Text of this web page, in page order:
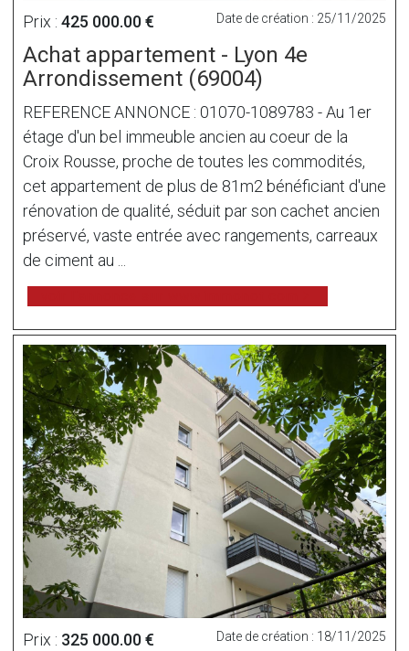
Prix : 425 000.00 € Date de création : 25/11/2025
Achat appartement - Lyon 4e
Arrondissement (69004)
REFERENCE ANNONCE : 01070-1089783 - Au 1er
étage d'un bel immeuble ancien au coeur de la
Croix Rousse, proche de toutes les commodités,
cet appartement de plus de 81m2 bénéficiant d'une
rénovation de qualité, séduit par son cachet ancien
préservé, vaste entrée avec rangements, carreaux
de ciment au ...
Prix : 325 000.00 € Date de création : 18/11/2025